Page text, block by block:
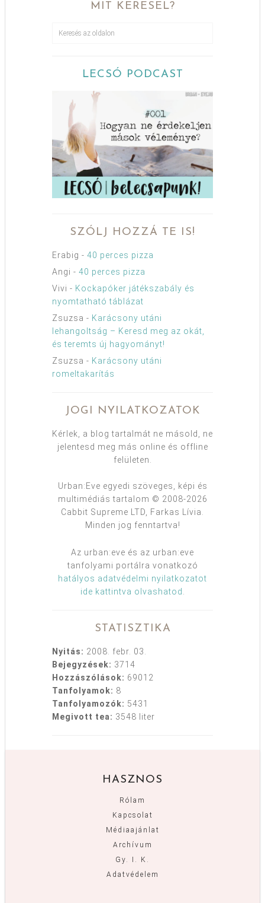
MIT KERESEL?
LECSÓ PODCAST
SZÓLJ HOZZÁ TE IS!
Erabig - 40 perces pizza
Angi - 40 perces pizza
Vivi - Kockapóker játékszabály és
nyomtatható táblázat
Zsuzsa - Karácsony utáni
lehangoltság – Keresd meg az okát,
és teremts új hagyományt!
Zsuzsa - Karácsony utáni
romeltakarítás
JOGI NYILATKOZATOK
Kérlek, a blog tartalmát ne másold, ne
jelentesd meg más online és offline
felületen.
Urban:Eve egyedi szöveges, képi és
multimédiás tartalom © 2008-2026
Cabbit Supreme LTD, Farkas Lívia.
Minden jog fenntartva!
Az urban:eve és az urban:eve
tanfolyami portálra vonatkozó
hatályos adatvédelmi nyilatkozatot
ide kattintva olvashatod
STATISZTIKA
Nyitás: 2008. febr. 03.
Bejegyzések: 3714
Hozzászólások: 69012
Tanfolyamok: 8
Tanfolyamozók: 5431
Megivott tea: 3548 liter
HASZNOS
Rólam
Kapcsolat
Médiaajánlat
Archívum
Gy. I. K.
Adatvédelem